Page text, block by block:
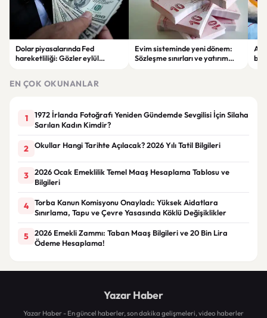
Dolar piyasalarında Fed
hareketliliği: Gözler eylül
Evim sisteminde yeni dönem:
Sözleşme sınırları ve yatırım
EN ÇOK OKUNANLAR
1
1972 İrlanda Fotoğrafı Yeniden Gündemde Sevgilisi İçin Silaha
Sarılan Kadın Kimdir?
2 Okullar Hangi Tarihte Açılacak? 2026 Yılı Tatil Bilgileri
3
2026 Ocak Emeklilik Temel Maaş Hesaplama Tablosu ve
Bilgileri
4
Torba Kanun Komisyonu Onayladı: Yüksek Aidatlara
Sınırlama, Tapu ve Çevre Yasasında Köklü Değişiklikler
5
2026 Emekli Zammı: Taban Maaş Bilgileri ve 20 Bin Lira
Ödeme Hesaplama!
Yazar Haber
Yazar Haber - En güncel haberler, son dakika gelişmeleri, video haberler